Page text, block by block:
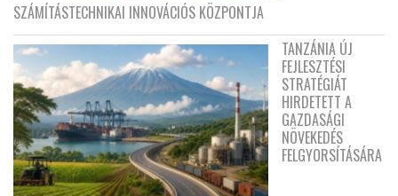
SZÁMÍTÁSTECHNIKAI INNOVÁCIÓS KÖZPONTJA
TANZÁNIA ÚJ
FEJLESZTÉSI
STRATÉGIÁT
HIRDETETT A
GAZDASÁGI
NÖVEKEDÉS
FELGYORSÍTÁSÁRA